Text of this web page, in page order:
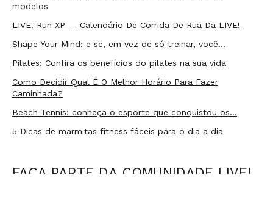
modelos
LIVE! Run XP — Calendário De Corrida De Rua Da LIVE!
Shape Your Mind: e se, em vez de só treinar, você…
Pilates: Confira os benefícios do pilates na sua vida
Como Decidir Qual É O Melhor Horário Para Fazer
Caminhada?
Beach Tennis: conheça o esporte que conquistou os…
5 Dicas de marmitas fitness fáceis para o dia a dia
FAÇA PARTE DA COMUNIDADE LIVE!